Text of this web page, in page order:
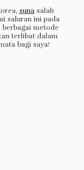
suna salah
saluran ini pada
berbagai metode
terlibat dalam
bagi saya!